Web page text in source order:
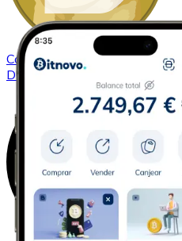
ComprarDogecoincon
DOGE